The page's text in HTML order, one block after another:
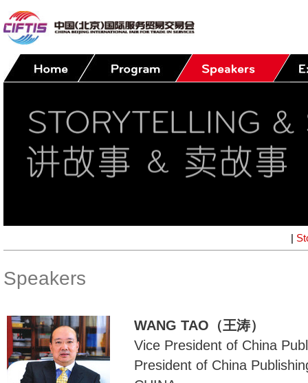
|
Speakers
WANG TAO（王涛）
Vice President of China
President of China